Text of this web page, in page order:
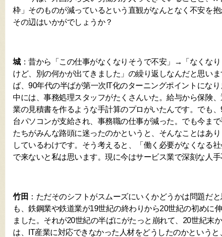
枠」そのものが減っているという直観がなんとなく不安を
その辺はいかがでしょうか？
城：昔から「この仕事がなくなりそうで不安」→「なくな
けど、別の何かが出てきました」の繰り返しなんだと思い
ば、90年代の半ばが第一次IT化のターニングポイントにな
中には、事務処理スタッフがたくさんいた。給与から保険
業の見積書を作るような手計算のプロがいたんです。でも
台パソコンが支給され、事務職の仕事が減った。でも今ま
たちがみんな路頭に迷ったのかというと、そんなことはあ
しているわけです。そう考えると、「働く必要がなくなる
で来ないと私は思います。現に今はサービス業で深刻な人
竹田 ：ただそのシフトがスムーズにいくかどうかは問題だ
も、鉄鋼業や鉄道業が19世紀の終わりから20世紀の初めに
ました。それが20世紀の半ばにがたっと崩れて、20世紀末
は、IT産業に対応できなかった人材をどうしたのかという